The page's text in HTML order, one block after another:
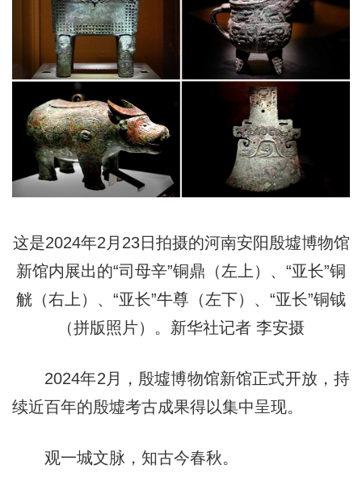
这是2024年2月23日拍摄的河南安阳殷墟博物馆
新馆内展出的“司母辛”铜鼎（左上）、“亚长”铜
觥（右上）、“亚长”牛尊（左下）、“亚长”铜钺
（拼版照片）。新华社记者 李安摄
2024年2月，殷墟博物馆新馆正式开放，持
续近百年的殷墟考古成果得以集中呈现。
观一城文脉，知古今春秋。